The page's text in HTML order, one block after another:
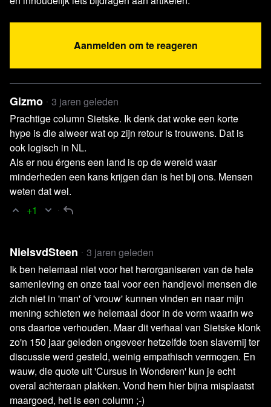
Aanmelden om te reageren
Gizmo
3 jaren geleden
Prachtige column Sietske. Ik denk dat woke een korte
hype is die alweer wat op zijn retour is trouwens. Dat is
ook logisch in NL.
Als er nou érgens een land is op de wereld waar
minderheden een kans krijgen dan is het bij ons. Mensen
weten dat wel.
+1
NielsvdSteen
3 jaren geleden
Ik ben helemaal niet voor het herorganiseren van de hele
samenleving en onze taal voor een handjevol mensen die
zich niet in 'man' of 'vrouw' kunnen vinden en naar mijn
mening schieten we helemaal door in de vorm waarin we
ons daartoe verhouden. Maar dit verhaal van Sietske klonk
zo'n 150 jaar geleden ongeveer hetzelfde toen slavernij ter
discussie werd gesteld, weinig empathisch vermogen. En
wauw, die quote uit 'Cursus in Wonderen' kun je echt
overal achteraan plakken. Vond hem hier bijna misplaatst
maargoed, het is een column ;-)